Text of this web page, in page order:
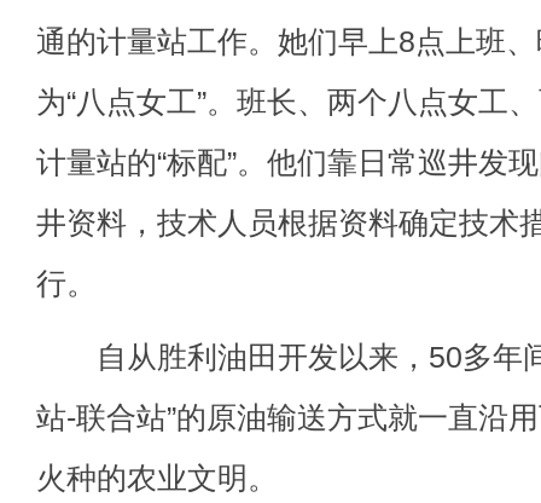
通的计量站工作。她们早上8点上班
为“八点女工”。班长、两个八点女工
计量站的“标配”。他们靠日常巡井发
井资料，技术人员根据资料确定技术
行。
自从胜利油田开发以来，50多年
站-联合站”的原油输送方式就一直沿
火种的农业文明。